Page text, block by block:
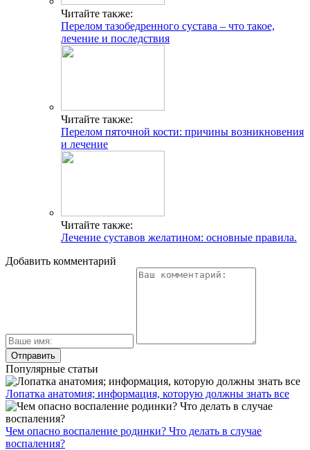
Читайте также:
Перелом тазобедренного сустава – что такое,
лечение и последствия
Читайте также:
Перелом пяточной кости: причины возникновения
и лечение
Читайте также:
Лечение суставов желатином: основные правила.
Добавить комментарий
Популярные статьи
Лопатка анатомия; информация, которую должны знать все
Чем опасно воспаление родинки? Что делать в случае
воспаления?